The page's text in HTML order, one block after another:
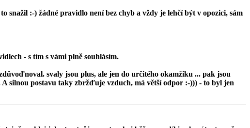
snažil :-) žádné pravidlo není bez chyb a vždy je lehčí být v opozici, sám
- s tím s vámi plně souhlásím.
svaly jsou plus, ale jen do určitého okamžiku ... pak jsou
silnou postavu taky zbržďuje vzduch, má větší odpor :-))) - to byl jen